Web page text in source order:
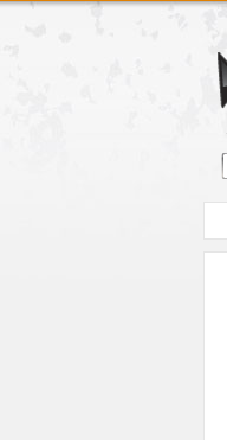
Zum Hauptmenue
Zum Seiteninhalt
Zum Warenkob